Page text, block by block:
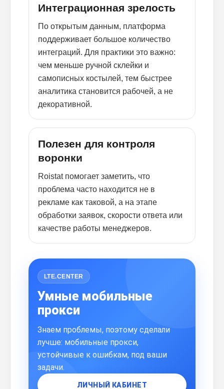
Интеграционная зрелость
По открытым данным, платформа
поддерживает большое количество
интеграций. Для практики это важно:
чем меньше ручной склейки и
самописных костылей, тем быстрее
аналитика становится рабочей, а не
декоративной.
Полезен для контроля
воронки
Roistat помогает заметить, что
проблема часто находится не в
рекламе как таковой, а на этапе
обработки заявок, скорости ответа или
качестве работы менеджеров.
LTE.CENTER
Умные мобильные
прокси
Знаем проблемы, поэтому сделали
лучше: мобильные прокси,
устойчивые к ошибкам, под ваши
задачи.
ЛИЧНЫЙ КАБИНЕТ